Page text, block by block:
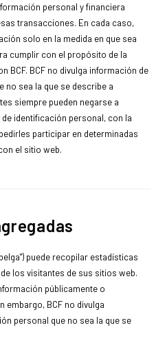
personal y financiera
transacciones. En cada caso,
solo en la medida en que sea
cumplir con el propósito de la
BCF. BCF no divulga información de
no sea la que se describe a
siempre pueden negarse a
identificación personal, con la
participar en determinadas
el sitio web.
puede recopilar estadísticas
los visitantes de sus sitios web.
públicamente o
BCF no divulga
personal que no sea la que se